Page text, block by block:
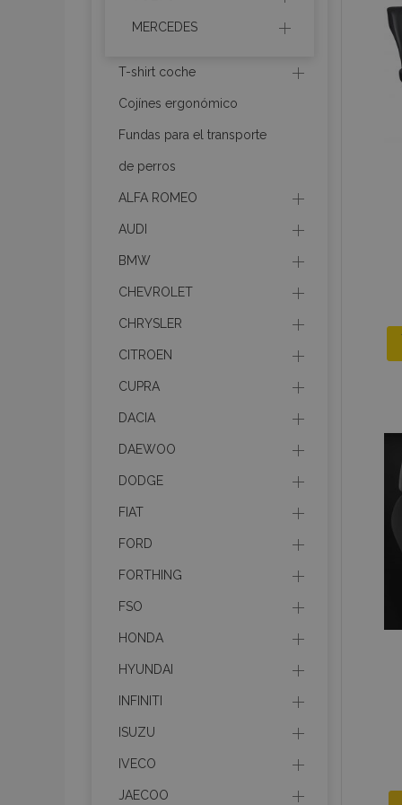
MERCEDES
T-shirt coche
Cojínes ergonómico
Fundas para el transporte
de perros
ALFA ROMEO
AUDI
BMW
CHEVROLET
CHRYSLER
CITROEN
CUPRA
DACIA
DAEWOO
DODGE
FIAT
FORD
FORTHING
FSO
HONDA
HYUNDAI
INFINITI
ISUZU
IVECO
JAECOO
mage-